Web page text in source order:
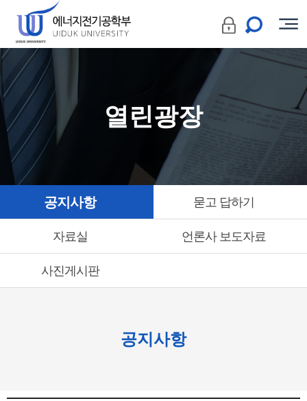
열린광장
공지사항 묻고 답하기
자료실 언론사 보도자료
사진게시판
공지사항